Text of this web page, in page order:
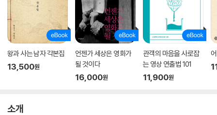
왕과 사는 남자 각본집
13,500원
언젠가 세상은 영화가
될 것이다
16,000원
관객의 마음을 사로잡
는 영상 연출법 101
11,900원
소개